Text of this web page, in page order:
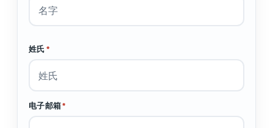
姓氏*
电子邮箱*